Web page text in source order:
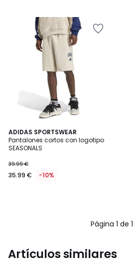
ADIDAS SPORTSWEAR
Pantalones cortos con logotipo
SEASONALS
39.99 €
35.99 € -10%
Página 1 de 1
Artículos similares